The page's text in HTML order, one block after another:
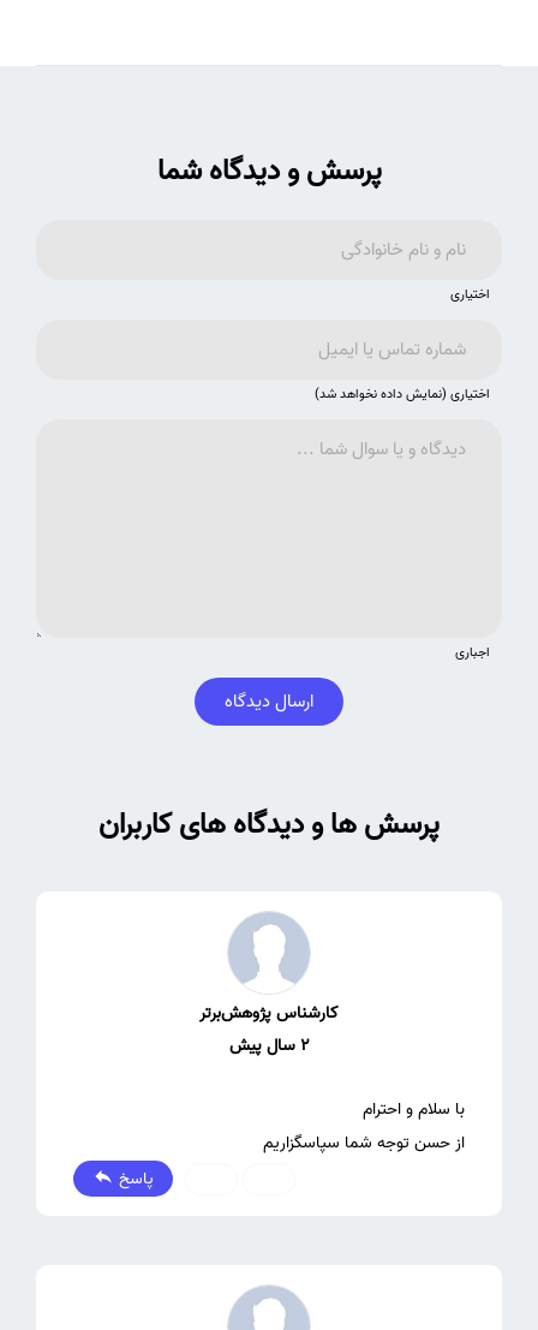
پرسش و دیدگاه شما
اختیاری
اختیاری (نمایش داده نخواهد شد)
اجباری
ارسال دیدگاه
پرسش ها و دیدگاه های کاربران
کارشناس پژوهش‌برتر
2 سال پیش
از حسن توجه شما سپاسگزاریم
پاسخ